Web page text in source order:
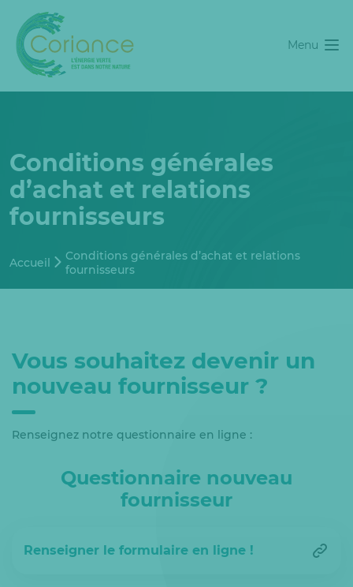
Menu
Conditions générales
d’achat et relations
fournisseurs
Accueil
Conditions générales d’achat et relations
fournisseurs
Vous souhaitez devenir un
nouveau fournisseur ?
Renseignez notre questionnaire en ligne :
Questionnaire nouveau
fournisseur
Renseigner le formulaire en ligne !